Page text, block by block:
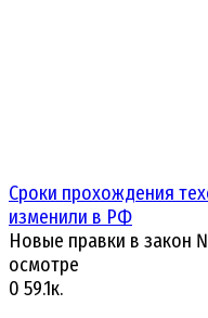
Сроки прохождения
изменили в РФ
Новые правки в закон
осмотре
0 59.1к.